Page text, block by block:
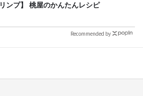
リンプ】 桃屋のかんたんレシピ
Recommended by